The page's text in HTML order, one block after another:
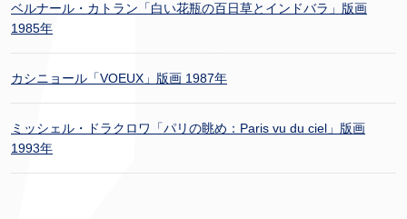
ベルナール・カトラン「白い花瓶の百日草とインドバラ」版画
1985年
カシニョール「VOEUX」版画 1987年
ミッシェル・ドラクロワ「パリの眺め：Paris vu du ciel」版画
1993年